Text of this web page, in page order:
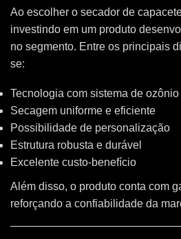
Ao escolher o secador de
investindo em um produto
no segmento. Entre os principais
se:
Tecnologia com sistema de ozônio
Secagem uniforme e eficiente
Possibilidade de personalização
Estrutura robusta e durável
Excelente custo-benefício
Além disso, o produto conta com
reforçando a confiabilidade da